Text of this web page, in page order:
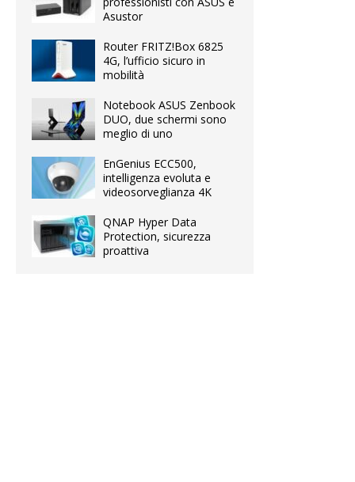
Asustor
Router FRITZ!Box 6825
4G, l’ufficio sicuro in
mobilità
Notebook ASUS Zenbook
DUO, due schermi sono
meglio di uno
EnGenius ECC500,
intelligenza evoluta e
videosorveglianza 4K
QNAP Hyper Data
Protection, sicurezza
proattiva